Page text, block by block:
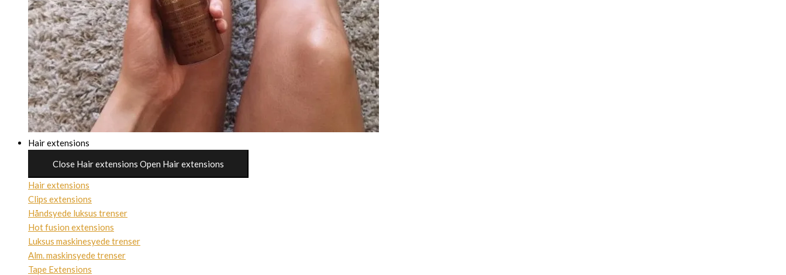
Hair extensions
Close Hair extensions Open Hair extensions
Hair extensions
Clips extensions
Håndsyede luksus trenser
Hot fusion extensions
Luksus maskinesyede trenser
Alm. maskinsyede trenser
Tape Extensions